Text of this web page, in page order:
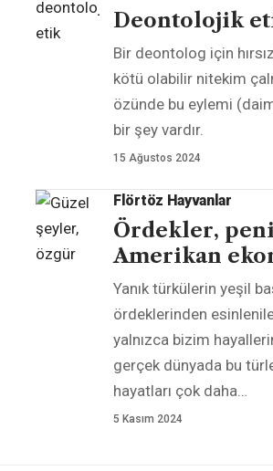
Deontolojik
Bir deontolog için
kötü olabilir nitekim
özünde bu eylemi
bir şey vardır.
15 Ağustos 2024
Flörtöz Hayvanlar
Ördekler,
Amerikan
Yanık türkülerin yeşil
ördeklerinden
yalnızca bizim
gerçek dünyada bu
hayatları çok daha…
5 Kasım 2024